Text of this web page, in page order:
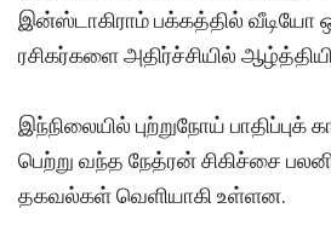
இன்ஸ்டாகிராம் பக்கத்தில் வீடியோ
ரசிகர்களை அதிர்ச்சியில்
இந்நிலையில் புற்றுநோய் பாதிப்புக்
பெற்று வந்த நேத்ரன் சிகிச்சை
தகவல்கள் வெளியாகி உள்ளன.